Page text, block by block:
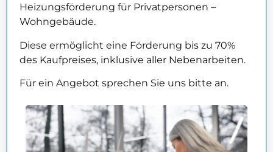
Heizungsförderung für Privatpersonen –
Wohngebäude.
Diese ermöglicht eine Förderung bis zu 70%
des Kaufpreises, inklusive aller Nebenarbeiten.
Für ein Angebot sprechen Sie uns bitte an.